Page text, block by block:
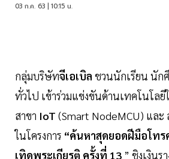
03 ก.ค. 63 | 10:15 น.
กลุ่มบริษัทจีเอเบิล ชวนนักเรียน นัก
ทั่วไป เข้าร่วมแข่งขันด้านเทคโนโลยี
สาขา IoT (Smart NodeMCU) และ
ในโครงการ “ค้นหาสุดยอดฝีมือโท
เทิดพระเกียรติ ครั้งที่ 13 ” ชิงเงินร